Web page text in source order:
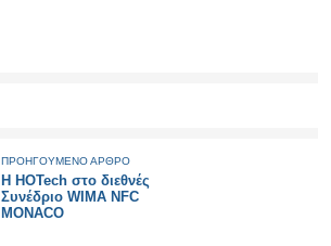
ΠΡΟΗΓΟΥΜΕΝΟ ΑΡΘΡΟ
Η HOTech στο διεθνές
Συνέδριο WIMA NFC
MONACO